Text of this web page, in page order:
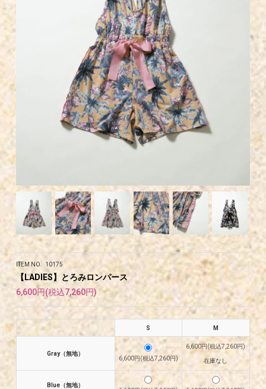
ITEM NO. 10175
【LADIES】とろみロンパース
6,600円(税込7,260円)
S M
Gray（無地）
6,600円(税込7,260円)
6,600円(税込7,260円)
在庫なし
Blue（無地）